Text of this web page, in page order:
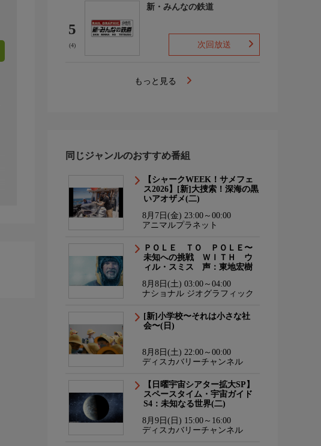
5
(4)
新・みんなの鉄道
次回放送
もっと見る
同じジャンルのおすすめ番組
【シャークWEEK！サメフェ
ス2026】[新]大捜索！深海の黒
いアオザメ(二)
8月7日(金) 23:00～00:00
アニマルプラネット
ＰＯＬＥ ＴＯ ＰＯＬＥ〜
未知への挑戦 ＷＩＴＨ ウ
ィル・スミス 声：東地宏樹
8月8日(土) 03:00～04:00
ナショナル ジオグラフィック
[新]小学校〜それは小さな社
会〜(日)
8月8日(土) 22:00～00:00
ディスカバリーチャンネル
【日曜宇宙シアター拡大SP】
スペースタイム・宇宙ガイド
S4：未知なる世界(二)
8月9日(日) 15:00～16:00
ディスカバリーチャンネル